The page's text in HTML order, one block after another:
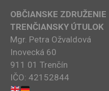
OBČIANSKE ZDRUŽENIE
TRENČIANSKY ÚTULOK
Mgr. Petra Ožvaldová
Inovecká 60
911 01 Trenčín
IČO: 42152844